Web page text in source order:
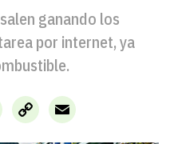
ganando los
por internet, ya
X
Copy
Link
Email